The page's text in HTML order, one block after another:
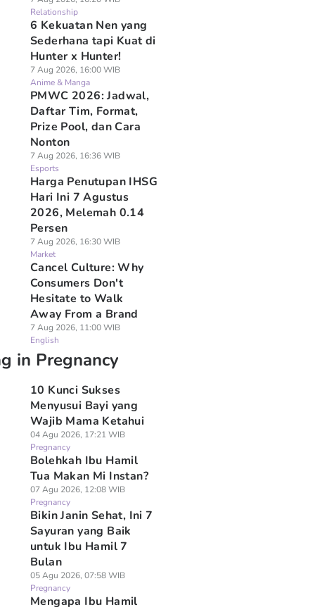
Relationship
6 Kekuatan Nen yang
Sederhana tapi Kuat di
Hunter x Hunter!
7 Aug 2026, 16:00 WIB
Anime & Manga
PMWC 2026: Jadwal,
Daftar Tim, Format,
Prize Pool, dan Cara
Nonton
7 Aug 2026, 16:36 WIB
Esports
Harga Penutupan IHSG
Hari Ini 7 Agustus
2026, Melemah 0.14
Persen
7 Aug 2026, 16:30 WIB
Market
Cancel Culture: Why
Consumers Don't
Hesitate to Walk
Away From a Brand
7 Aug 2026, 11:00 WIB
English
in Pregnancy
10 Kunci Sukses
Menyusui Bayi yang
Wajib Mama Ketahui
04 Agu 2026, 17:21 WIB
Pregnancy
Bolehkah Ibu Hamil
Tua Makan Mi Instan?
07 Agu 2026, 12:08 WIB
Pregnancy
Bikin Janin Sehat, Ini 7
Sayuran yang Baik
untuk Ibu Hamil 7
Bulan
05 Agu 2026, 07:58 WIB
Pregnancy
Mengapa Ibu Hamil